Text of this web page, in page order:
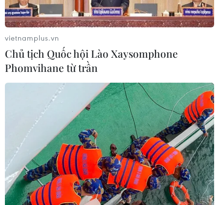
TIN CÙNG CHUYÊN MỤC
Thắt chặt đoàn kết, hướng tới một
Cộng đồng ASEAN tự cường và bền
vững
09/08/2026 02:40
vietnamplus.vn
Chủ tịch Quốc hội Lào Xaysomphone
Phomvihane từ trần